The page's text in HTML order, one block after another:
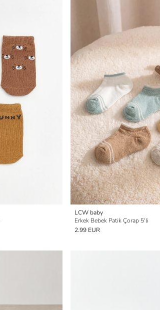
LCW baby
Erkek Bebek Patik Çorap 5'li
2.99 EUR